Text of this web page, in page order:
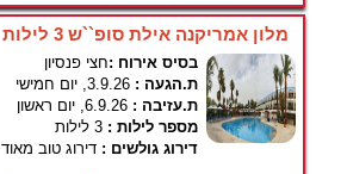
מלון אמריקנה אילת סופ``ש 3 לילות
בסיס אירוח :חצי פנסיון
ת.הגעה : 3.9.26, יום חמישי
ת.עזיבה : 6.9.26, יום ראשון
מספר לילות : 3 לילות
דירוג גולשים : דירוג טוב מאוד